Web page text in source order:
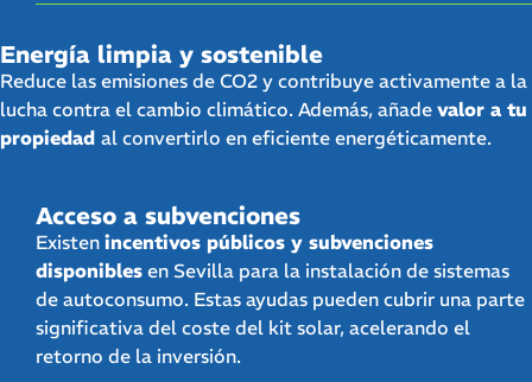
Energía limpia y sostenible
Reduce las emisiones de CO2 y contribuye activamente a la
lucha contra el cambio climático. Además, añade valor a tu
propiedad al convertirlo en eficiente energéticamente.
Acceso a subvenciones
Existen incentivos públicos y subvenciones
disponibles en Sevilla para la instalación de sistemas
de autoconsumo. Estas ayudas pueden cubrir una parte
significativa del coste del kit solar, acelerando el
retorno de la inversión.